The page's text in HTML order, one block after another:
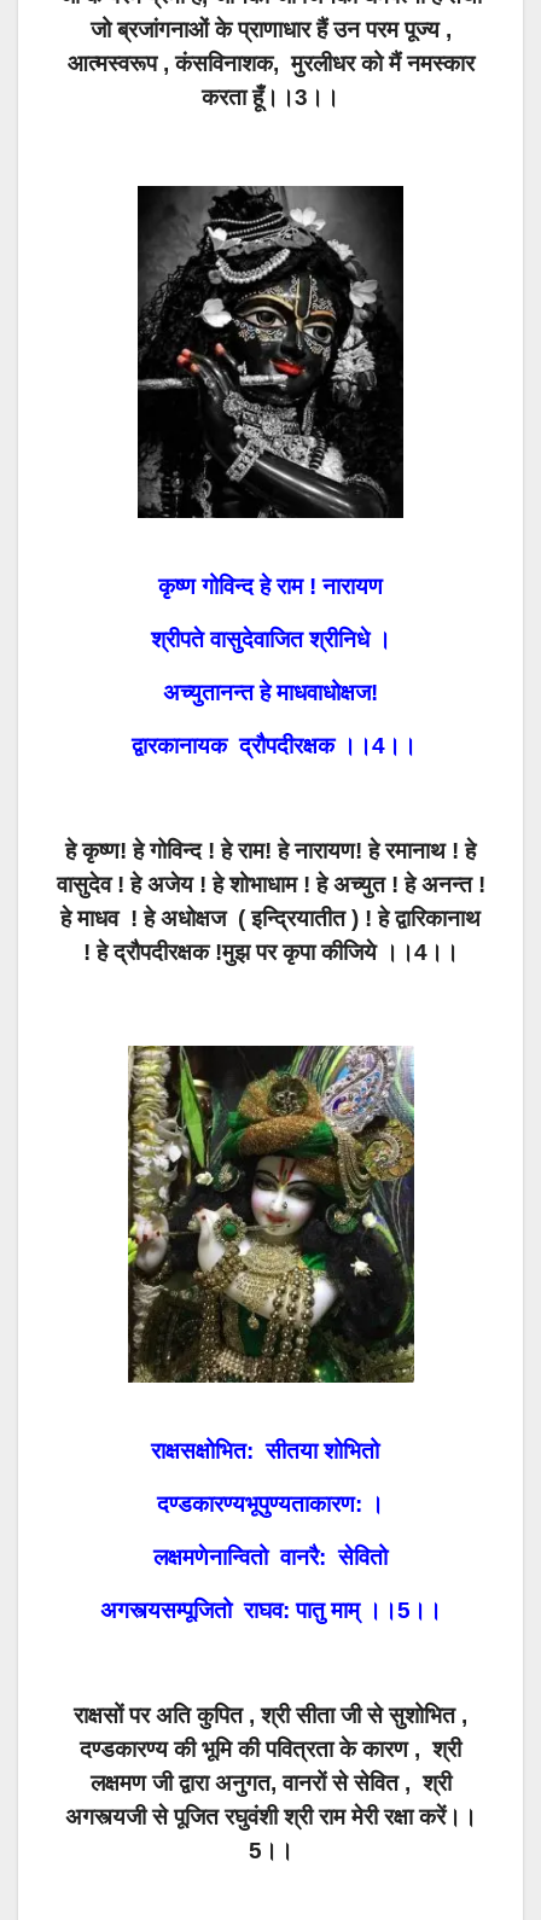
जो ब्रजांगनाओं के प्राणाधार हैं उन परम पूज्य ,
आत्मस्वरूप , कंसविनाशक, मुरलीधर को मैं नमस्कार
करता हूँ।।3।।
कृष्ण गोविन्द हे राम ! नारायण
श्रीपते वासुदेवाजित श्रीनिधे ।
अच्युतानन्त हे माधवाधोक्षज!
द्वारकानायक द्रौपदीरक्षक ।।4।।
हे कृष्ण! हे गोविन्द ! हे राम! हे नारायण! हे रमानाथ ! हे
वासुदेव ! हे अजेय ! हे शोभाधाम ! हे अच्युत ! हे अनन्त !
हे माधव ! हे अधोक्षज ( इन्द्रियातीत ) ! हे द्वारिकानाथ
! हे द्रौपदीरक्षक !मुझ पर कृपा कीजिये ।।4।।
राक्षसक्षोभित: सीतया शोभितो
दण्डकारण्यभूपुण्यताकारण: ।
लक्षमणेनान्वितो वानरै: सेवितो
अगस्त्यसम्पूजितो राघव: पातु माम् ।।5।।
राक्षसों पर अति कुपित , श्री सीता जी से सुशोभित ,
दण्डकारण्य की भूमि की पवित्रता के कारण , श्री
लक्षमण जी द्वारा अनुगत, वानरों से सेवित , श्री
अगस्त्यजी से पूजित रघुवंशी श्री राम मेरी रक्षा करें।।
5।।